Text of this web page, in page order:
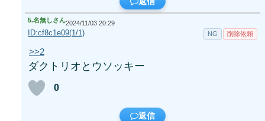
5.名無しさん2024/11/03 20:29
ID:cf8c1e09(1/1) NG 削除依頼
>>2
ダクトリオとウソッキー
0
返信